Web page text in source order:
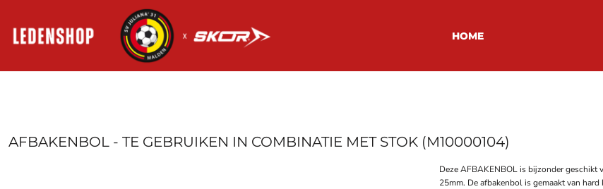
HOME
AFBAKENBOL - TE GEBRUIKEN IN COMBINATIE MET STOK (M10000104)
Deze AFBAKENBOL is bijzonder geschikt
25mm. De afbakenbol is gemaakt van
REGISTREER